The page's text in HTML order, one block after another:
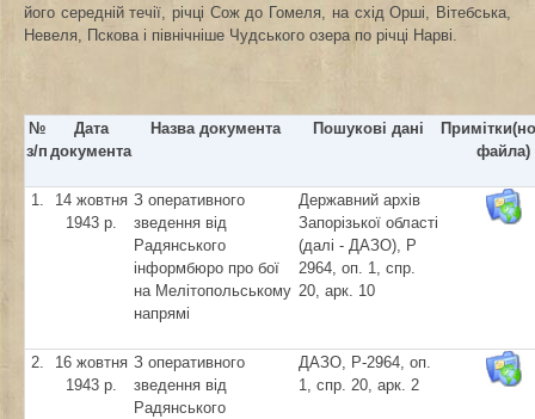
його середній течії, річці Сож до Гомеля, на схід Орші, Вітебська,
Невеля, Пскова і північніше Чудського озера по річці Нарві.
№
з/п
Дата
документа
Назва документа Пошукові дані
файла)
1.
14 жовтня
1943 р.
З оперативного
зведення від
Радянського
інформбюро про бої
на Мелітопольському
напрямі
Державний архів
Запорізької області
(далі - ДАЗО), Р
2964, оп. 1, спр.
20, арк. 10
2.
16 жовтня
1943 р.
З оперативного
зведення від
Радянського
ДАЗО, Р-2964, оп.
1, спр. 20, арк. 2